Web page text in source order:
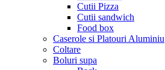
Cutii Pizza
Cutii sandwich
Food box
Caserole si Platouri Aluminiu
Coltare
Boluri supa